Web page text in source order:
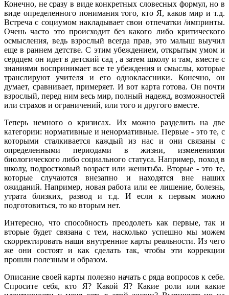
Конечно, не сразу в виде конкретных словесных формул, но в
виде определенного понимания того, кто Я, каков мир и т.д.
Встреча с социумом накладывает свои отпечатки /импринты.
Очень часто это происходит без какого либо критического
осмысления, ведь взрослый всегда прав, это малыш выучил
еще в раннем детстве. С этим убеждением, открытым умом и
сердцем он идет в детский сад , а затем школу и там, вместе с
знаниями воспринимает все те убеждения и смыслы, которые
транслируют учителя и его одноклассники. Конечно, он
думает, сравнивает, примеряет. И вот карта готова. Он почти
взрослый, перед ним весь мир, полный надежд, возможностей
или страхов и ограничений, или того и другого вместе.
Теперь немного о кризисах. Их можно разделить на две
категории: нормативные и ненормативные. Первые - это те, с
которыми сталкивается каждый из нас и они связаны с
определенными периодами в жизни, изменениями
биологического либо социального статуса. Например, поход в
школу, подростковый возраст или женитьба. Вторые - это те,
которые случаются внезапно и находятся вне наших
ожиданий. Например, новая работа или ее лишение, болезнь,
утрата близких, развод и т.д. И если к первым можно
подготовиться, то ко вторым нет.
Интересно, что способность преодолеть как первые, так и
вторые будет связана с тем, насколько успешно мы можем
скорректировать наши внутренние карты реальности. Из чего
же они состоят и как сделать так, чтобы эти коррекции
прошли полезным и образом.
Описание своей карты полезно начать с ряда вопросов к себе.
Спросите себя, кто Я? Какой Я? Какие роли или какие